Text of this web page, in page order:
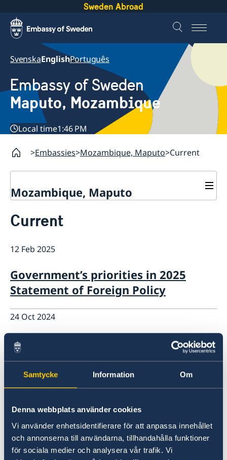
Samtycke Information Om
Denna webbplats använder cookies
Vi använder enhetsidentifierare för att anpassa innehållet
och annonserna till användarna, tillhandahålla funktioner
för sociala medier och analysera vår trafik. Vi
Sweden Abroad
SvenskaEnglishPortuguês
Embassy of Sweden
Maputo, Mozambique
Local time1:46 PM
Embassies Mozambique, Maputo Current
Mozambique, Maputo
About us
New ministers at the Ministry for Foreign Affairs
News
New funding round opens in Mozambique to
support solutions for productive use of energy
Current
12 Feb 2025
Government’s priorities in 2025
Statement of Foreign Policy
24 Oct 2024
Procurement of monitoring
consultants for +SOL project
Job Vacancy: Receptionist
10 Jul 2024